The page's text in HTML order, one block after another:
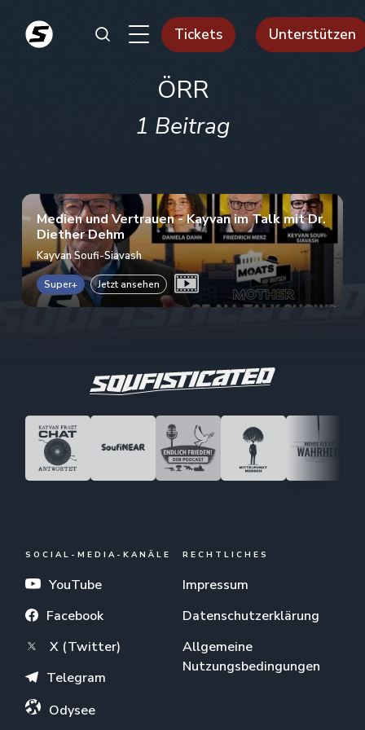
Tickets Unterstützen
ÖRR
1 Beitrag
Medien und Vertrauen - Kayvan im Talk mit Dr.
Diether Dehm
Kayvan Soufi-Siavash
Super+ Jetzt ansehen
SOCIAL-MEDIA-KANÄLE
YouTube
Facebook
X (Twitter)
Telegram
Odysee
RECHTLICHES
Impressum
Datenschutzerklärung
Allgemeine
Nutzungsbedingungen